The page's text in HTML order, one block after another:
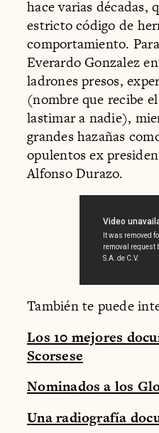
hace varias décadas,
estricto código de
comportamiento.
Everardo Gonzalez
ladrones presos,
(nombre que recibe
lastimar a nadie),
grandes hazañas
opulentos ex
Alfonso Durazo.
También te puede
Los 10 mejores
Scorsese
Nominados a los
Una radiografía